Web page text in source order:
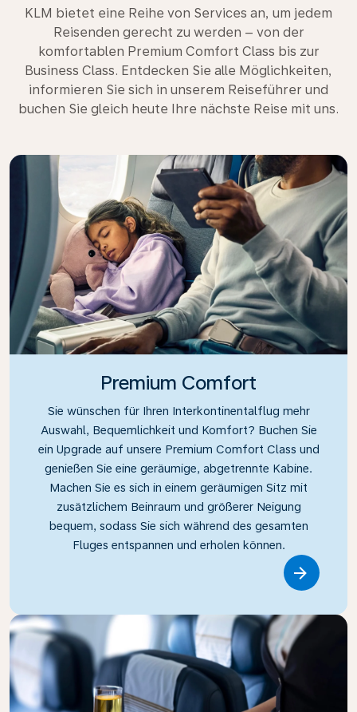
KLM bietet eine Reihe von Services an, um jedem
Reisenden gerecht zu werden – von der
komfortablen Premium Comfort Class bis zur
Business Class. Entdecken Sie alle Möglichkeiten,
informieren Sie sich in unserem Reiseführer und
buchen Sie gleich heute Ihre nächste Reise mit uns.
Premium Comfort
Sie wünschen für Ihren Interkontinentalflug mehr
Auswahl, Bequemlichkeit und Komfort? Buchen Sie
ein Upgrade auf unsere Premium Comfort Class und
genießen Sie eine geräumige, abgetrennte Kabine.
Machen Sie es sich in einem geräumigen Sitz mit
zusätzlichem Beinraum und größerer Neigung
bequem, sodass Sie sich während des gesamten
Fluges entspannen und erholen können.